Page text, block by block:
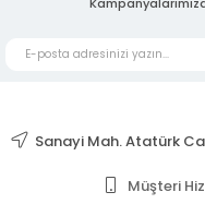
Sanayi Mah. Atatürk
Müşteri